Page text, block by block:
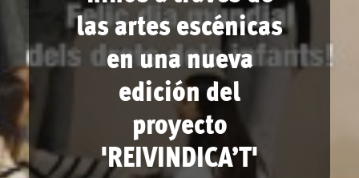
las artes escénicas
en una nueva
edición del
proyecto
'REIVINDICA’T'